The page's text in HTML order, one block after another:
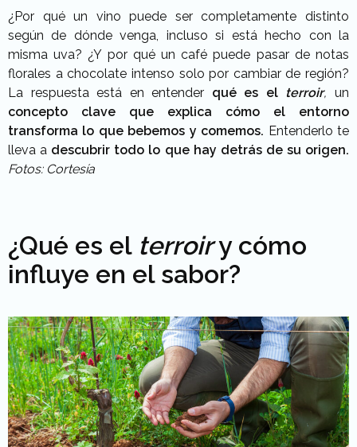
¿Por qué un vino puede ser completamente distinto
según de dónde venga, incluso si está hecho con la
misma uva? ¿Y por qué un café puede pasar de notas
florales a chocolate intenso solo por cambiar de región?
La respuesta está en entender qué es el terroir, un
concepto clave que explica cómo el entorno
transforma lo que bebemos y comemos. Entenderlo te
lleva a descubrir todo lo que hay detrás de su origen.
Fotos: Cortesía
¿Qué es el terroiry cómo
influye en el sabor?